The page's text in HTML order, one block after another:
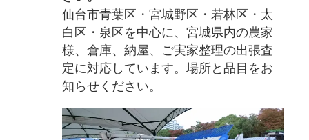
仙台市青葉区・宮城野区・若林区・太
白区・泉区を中心に、宮城県内の農家
様、倉庫、納屋、ご実家整理の出張査
定に対応しています。場所と品目をお
知らせください。